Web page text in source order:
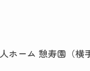
ホーム 憩寿園（横